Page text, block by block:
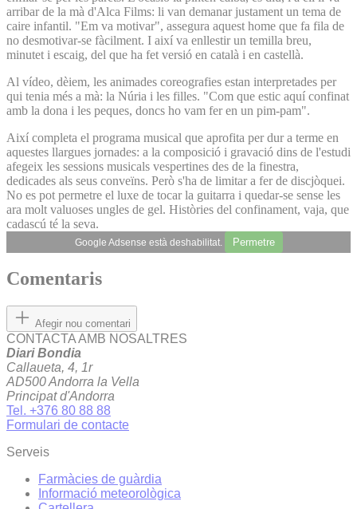
arribar de la mà d'Alca Films: li van demanar justament un tema de
caire infantil. "Em va motivar", assegura aquest home que fa fila de
no desmotivar-se fàcilment. I així va enllestir un temilla breu,
minutet i escaig, del que ha fet versió en català i en castellà.
Al vídeo, dèiem, les animades coreografies estan interpretades per
qui tenia més a mà: la Núria i les filles. "Com que estic aquí confinat
amb la dona i les peques, doncs ho vam fer en un pim-pam".
Així completa el programa musical que aprofita per dur a terme en
aquestes llargues jornades: a la composició i gravació dins de l'estudi
afegeix les sessions musicals vespertines des de la finestra,
dedicades als seus conveïns. Però s'ha de limitar a fer de discjòquei.
No es pot permetre el luxe de tocar la guitarra i quedar-se sense les
ara molt valuoses ungles de gel. Històries del confinament, vaja, que
cadascú té la seva.
Google Adsense està deshabilitat. Permetre
Comentaris
Afegir nou comentari
CONTACTA AMB NOSALTRES
Diari Bondia
Callaueta, 4, 1r
AD500 Andorra la Vella
Principat d'Andorra
Tel. +376 80 88 88
Formulari de contacte
Serveis
Farmàcies de guàrdia
Informació meteorològica